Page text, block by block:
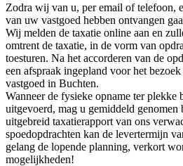
Zodra wij van u, per email of telefoon,
van uw vastgoed hebben ontvangen
Wij melden de taxatie online aan en
omtrent de taxatie, in de vorm van
toesturen. Na het accorderen van de
een afspraak ingepland voor het
vastgoed in Buchten.
Wanneer de fysieke opname ter
uitgevoerd, mag u gemiddeld genomen
uitgebreid taxatierapport van ons
spoedopdrachten kan de levertermijn
gelang de lopende planning, verkort
mogelijkheden!